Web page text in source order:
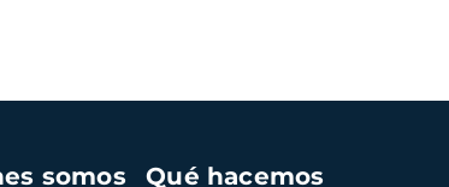
somos Qué hacemos